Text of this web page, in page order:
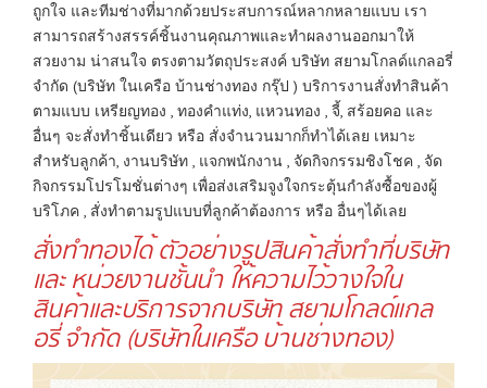
ถูกใจ และทีมช่างที่มากด้วยประสบการณ์หลากหลายแบบ เรา
สามารถสร้างสรรค์ชิ้นงานคุณภาพและทำผลงานออกมาให้
สวยงาม น่าสนใจ ตรงตามวัตถุประสงค์ บริษัท สยามโกลด์แกลอรี่
จำกัด (บริษัท ในเครือ บ้านช่างทอง กรุ๊ป ) บริการงานสั่งทำสินค้า
ตามแบบ เหรียญทอง , ทองคำแท่ง, แหวนทอง , จี้, สร้อยคอ และ
อื่นๆ จะสั่งทำชิ้นเดียว หรือ สั่งจำนวนมากก็ทำได้เลย เหมาะ
สำหรับลูกค้า, งานบริษัท , แจกพนักงาน , จัดกิจกรรมชิงโชค , จัด
กิจกรรมโปรโมชั่นต่างๆ เพื่อส่งเสริมจูงใจกระตุ้นกำลังซื้อของผู้
บริโภค , สั่งทำตามรูปแบบที่ลูกค้าต้องการ หรือ อื่นๆได้เลย
สั่งทำทองได้ ตัวอย่างรูปสินค้าสั่งทำที่บริษัท
และ หน่วยงานชั้นนำ ให้ความไว้วางใจใน
สินค้าและบริการจากบริษัท สยามโกลด์แกล
อรี่ จำกัด (บริษัทในเครือ บ้านช่างทอง)